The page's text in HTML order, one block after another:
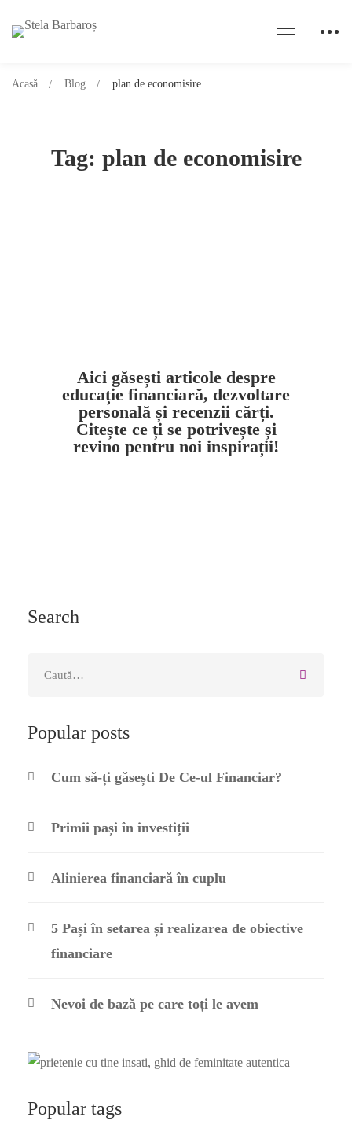
Tag: plan de economisire
Acasă Blog plan de economisire
Aici găsești articole despre
educație financiară, dezvoltare
personală și recenzii cărți.
Citește ce ți se potrivește și
revino pentru noi inspirații!
Search
Popular posts
Cum să-ți găsești De Ce-ul Financiar?
Primii pași în investiții
Alinierea financiară în cuplu
5 Pași în setarea și realizarea de obiective
financiare
Nevoi de bază pe care toți le avem
Popular tags